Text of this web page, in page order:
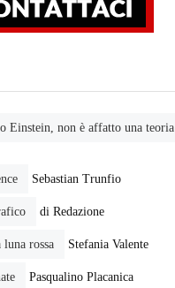
Einstein, non è affatto una teoria
Sebastian Trunfio
di Redazione
rossa Stefania Valente
Pasqualino Placanica